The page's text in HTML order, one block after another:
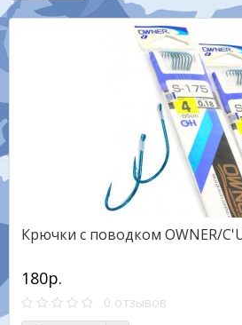
Крючки с поводком OWNER/
180р.
0 отзывов